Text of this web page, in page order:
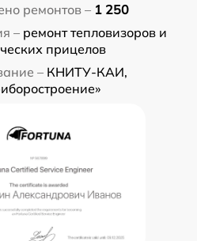
ремонтов – 1 250
– ремонт тепловизоров и
прицелов
– КНИТУ-КАИ,